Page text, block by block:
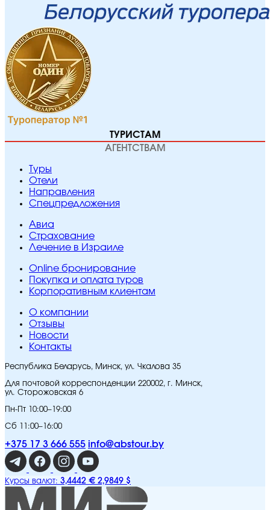
ТУРИСТАМ
АГЕНТСТВАМ
Туры
Отели
Направления
Спецпредложения
Авиа
Страхование
Лечение в Израиле
Online бронирование
Покупка и оплата туров
Корпоративным клиентам
O компании
Отзывы
Новости
Контакты
Республика Беларусь, Минск, ул. Чкалова 35
Для почтовой корреспонденции 220002, г. Минск,
ул. Сторожовская 6
Пн-Пт 10:00–19:00
Сб 11:00–16:00
+375 17 3 666 555 info@abstour.by
Курсы валют: 3,4442 € 2,9849 $